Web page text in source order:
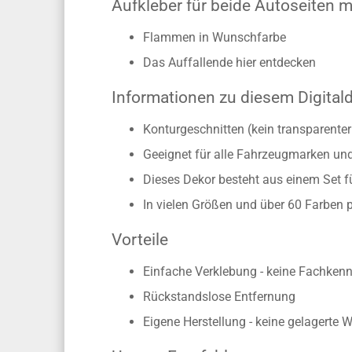
Aufkleber für beide Autoseiten
Flammen in Wunschfarbe
Das Auffallende hier entdecken
Informationen zu diesem
Konturgeschnitten (kein
Geeignet für alle Fahrzeugmarken
Dieses Dekor besteht aus einem Set
In vielen Größen und über 60 Farben
Vorteile
Einfache Verklebung - keine
Rückstandslose Entfernung
Eigene Herstellung - keine gelagerte